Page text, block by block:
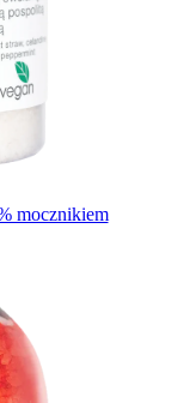
mocznikiem